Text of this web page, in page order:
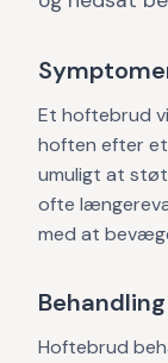
Et hoftebrud
hoften efter
umuligt at
ofte
med at
Behandling
Hoftebrud